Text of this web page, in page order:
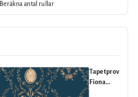
Beräkna antal rullar
Tapetprov
Fiona